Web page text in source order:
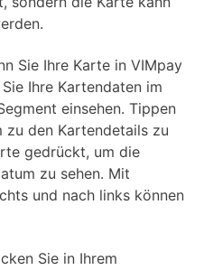
Sie Ihre Karte in VIMpay
Ihre Kartendaten im
einsehen. Tippen
zu den Kartendetails zu
gedrückt, um die
zu sehen. Mit
und nach links können
Sie in Ihrem